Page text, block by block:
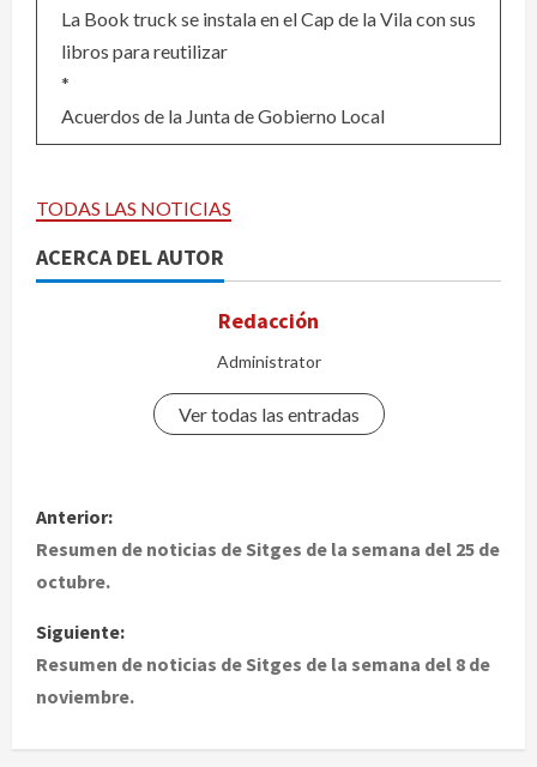
La Book truck se instala en el Cap de la Vila con sus
libros para reutilizar
*
Acuerdos de la Junta de Gobierno Local
TODAS LAS NOTICIAS
ACERCA DEL AUTOR
Redacción
Administrator
Ver todas las entradas
N
a
e
g
Anterior:
Resumen de noticias de Sitges de la semana del 25 de
octubre.
Siguiente:
Resumen de noticias de Sitges de la semana del 8 de
noviembre.